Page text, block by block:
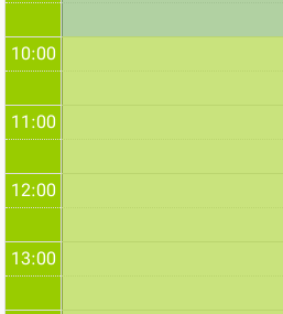
10:00
11:00
12:00
13:00